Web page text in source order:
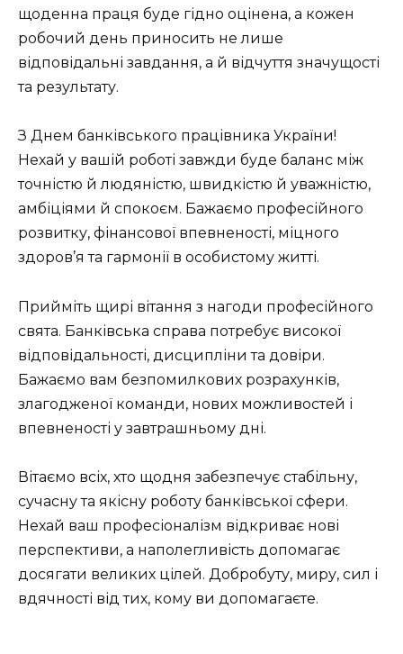
щоденна праця буде гідно оцінена, а кожен
робочий день приносить не лише
відповідальні завдання, а й відчуття значущості
та результату.
З Днем банківського працівника України!
Нехай у вашій роботі завжди буде баланс між
точністю й людяністю, швидкістю й уважністю,
амбіціями й спокоєм. Бажаємо професійного
розвитку, фінансової впевненості, міцного
здоров’я та гармонії в особистому житті.
Прийміть щирі вітання з нагоди професійного
свята. Банківська справа потребує високої
відповідальності, дисципліни та довіри.
Бажаємо вам безпомилкових розрахунків,
злагодженої команди, нових можливостей і
впевненості у завтрашньому дні.
Вітаємо всіх, хто щодня забезпечує стабільну,
сучасну та якісну роботу банківської сфери.
Нехай ваш професіоналізм відкриває нові
перспективи, а наполегливість допомагає
досягати великих цілей. Добробуту, миру, сил і
вдячності від тих, кому ви допомагаєте.